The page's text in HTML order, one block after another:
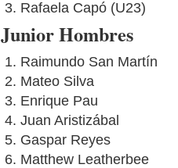
Rafaela Capó (U23)
Junior Hombres
Raimundo San Martín
Mateo Silva
Enrique Pau
Juan Aristizábal
Gaspar Reyes
Matthew Leatherbee